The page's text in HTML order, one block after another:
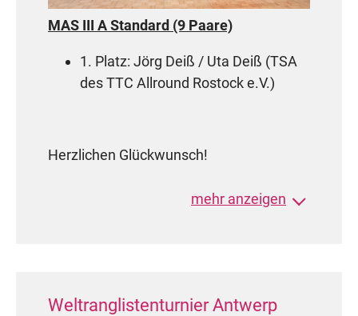
MAS III A Standard (9 Paare)
1. Platz: Jörg Deiß / Uta Deiß (TSA
des TTC Allround Rostock e.V.)
Herzlichen Glückwunsch!
mehr anzeigen
Weltranglistenturnier Antwerp